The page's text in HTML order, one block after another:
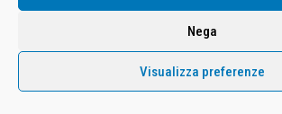
Nega
Visualizza preferenze